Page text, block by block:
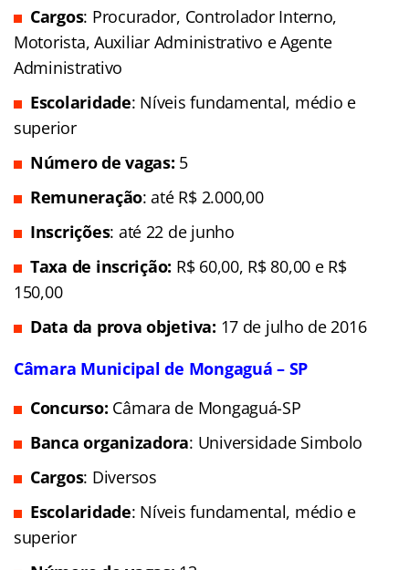
Cargos: Procurador, Controlador Interno,
Motorista, Auxiliar Administrativo e Agente
Administrativo
Escolaridade: Níveis fundamental, médio e
superior
Número de vagas: 5
Remuneração: até R$ 2.000,00
Inscrições: até 22 de junho
Taxa de inscrição: R$ 60,00, R$ 80,00 e R$
150,00
Data da prova objetiva: 17 de julho de 2016
Câmara Municipal de Mongaguá – SP
Concurso: Câmara de Mongaguá-SP
Banca organizadora: Universidade Simbolo
Cargos: Diversos
Escolaridade: Níveis fundamental, médio e
superior